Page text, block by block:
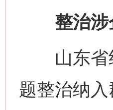
整治涉
山东省纪
题整治纳